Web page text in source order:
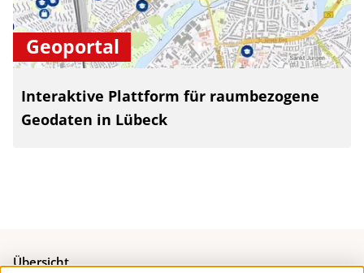
Geoportal
Interaktive Plattform für raumbezogene
Geodaten in Lübeck
Übersicht